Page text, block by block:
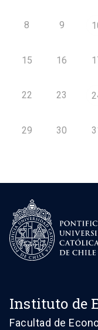
8 9
15 16
22 23
29 30
Instituto de
Facultad de